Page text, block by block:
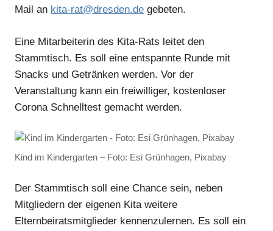
Mail an kita-rat@dresden.de gebeten.
Eine Mitarbeiterin des Kita-Rats leitet den
Stammtisch. Es soll eine entspannte Runde mit
Snacks und Getränken werden. Vor der
Veranstaltung kann ein freiwilliger, kostenloser
Corona Schnelltest gemacht werden.
Kind im Kindergarten – Foto: Esi Grünhagen, Pixabay
Der Stammtisch soll eine Chance sein, neben
Mitgliedern der eigenen Kita weitere
Elternbeiratsmitglieder kennenzulernen. Es soll ein